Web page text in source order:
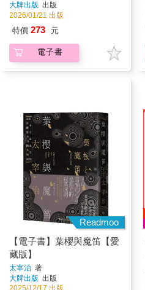
大牌出版 出版
2026/01/21 出版
特價 273 元
電子書
Readmoo
【電子書】葉櫻與魔笛【愛
藏版】
太宰治 著
大牌出版 出版